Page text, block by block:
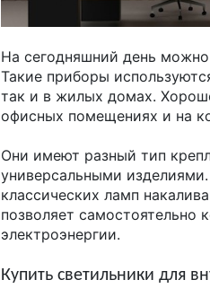
На сегодняшний день
Такие приборы
так и в жилых домах.
офисных помещениях и на
Они имеют разный тип
универсальными
классических ламп
позволяет самостоятельно
электроэнергии.
Купить светильники для